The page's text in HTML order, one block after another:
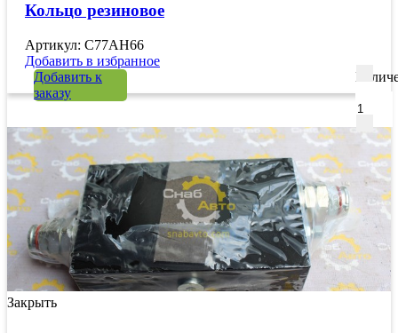
Кольцо резиновое
Артикул: C77AH66
Добавить в избранное
Добавить к
заказу
Закрыть